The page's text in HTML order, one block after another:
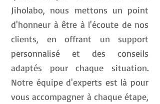
Jiholabo, nous mettons un point
d'honneur à être à l'écoute de nos
clients, en offrant un support
personnalisé et des conseils
adaptés pour chaque situation.
Notre équipe d'experts est là pour
vous accompagner à chaque étape,